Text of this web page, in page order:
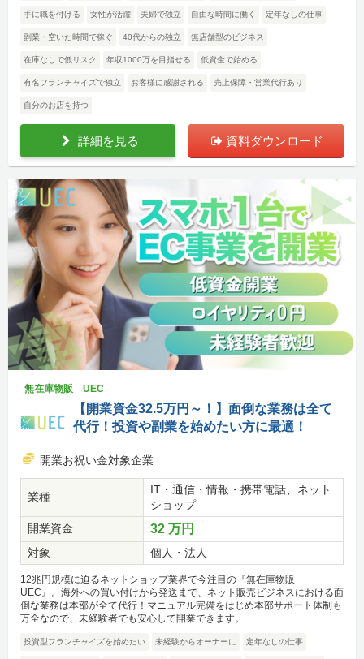
手に職を付ける 女性が活躍 夫婦で独立 自由な時間に働く 定年なしの仕事
副業・空いた時間で稼ぐ 40代からの独立 無店舗型のビジネス
在庫なしで低リスク 年収1000万を目指せる 低資金で始める
有名フランチャイズで独立 お客様に感謝される 売上保障・営業代行あり
自分のお店を持つ
詳細を見る 資料ダウンロード
無在庫物販 UEC
【開業資金32.5万円～！】面倒な業務は全て
代行！投資や副業を始めたい方に最適！
開業お祝い金対象企業
業種
IT・通信・情報・携帯電話、ネット
ショップ
開業資金
32 万円
対象 個人・法人
12兆円規模に迫るネットショップ業界で今注目の『無在庫物販
UEC』。海外への買い付けから発送まで、ネット販売ビジネスにおける面
倒な業務は本部が全て代行！マニュアル完備をはじめ本部サポート体制も
万全なので、未経験者でも安心して開業できます。
投資型フランチャイズを始めたい 未経験からオーナーに 定年なしの仕事